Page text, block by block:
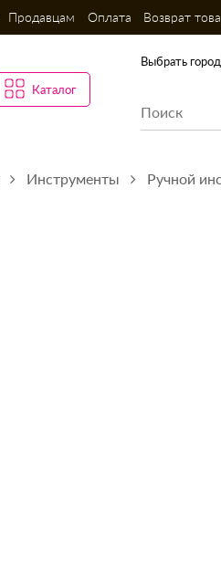
Продавцам Оплата Возврат
Каталог
Выбрать
Инструменты Ручной